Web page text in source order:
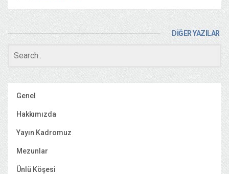
DİĞER YAZILAR
Genel
Hakkımızda
Yayın Kadromuz
Mezunlar
Ünlü Köşesi